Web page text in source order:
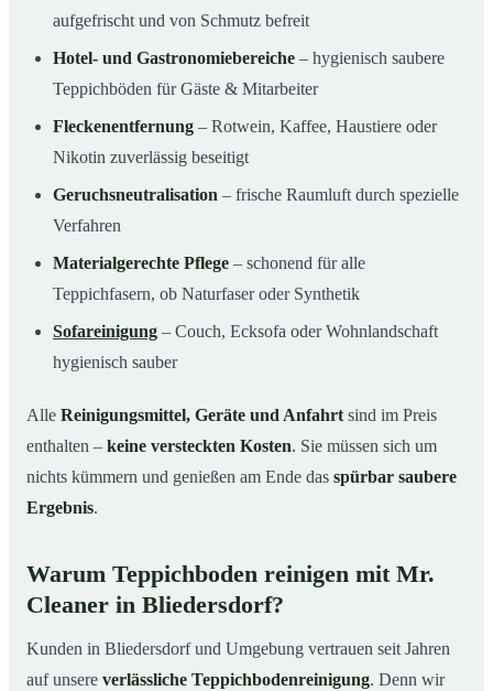
aufgefrischt und von Schmutz befreit
Hotel- und Gastronomiebereiche – hygienisch saubere
Teppichböden für Gäste & Mitarbeiter
Fleckenentfernung – Rotwein, Kaffee, Haustiere oder
Nikotin zuverlässig beseitigt
Geruchsneutralisation – frische Raumluft durch spezielle
Verfahren
Materialgerechte Pflege – schonend für alle
Teppichfasern, ob Naturfaser oder Synthetik
Sofareinigung – Couch, Ecksofa oder Wohnlandschaft
hygienisch sauber
Alle Reinigungsmittel, Geräte und Anfahrt sind im Preis
enthalten – keine versteckten Kosten. Sie müssen sich um
nichts kümmern und genießen am Ende das spürbar saubere
Ergebnis.
Warum Teppichboden reinigen mit Mr.
Cleaner in Bliedersdorf?
Kunden in Bliedersdorf und Umgebung vertrauen seit Jahren
auf unsere verlässliche Teppichbodenreinigung. Denn wir